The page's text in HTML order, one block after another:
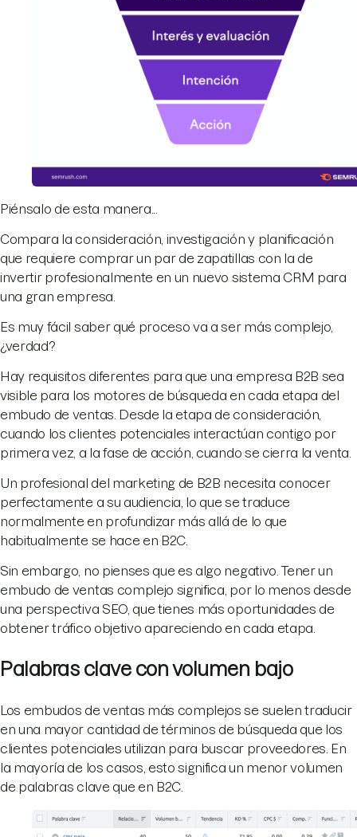
Piénsalo de esta manera...
Compara la consideración, investigación y planificación
que requiere comprar un par de zapatillas con la de
invertir profesionalmente en un nuevo sistema CRM para
una gran empresa.
Es muy fácil saber qué proceso va a ser más complejo,
¿verdad?
Hay requisitos diferentes para que una empresa B2B sea
visible para los motores de búsqueda en cada etapa del
embudo de ventas. Desde la etapa de consideración,
cuando los clientes potenciales interactúan contigo por
primera vez, a la fase de acción, cuando se cierra la venta.
Un profesional del marketing de B2B necesita conocer
perfectamente a su audiencia, lo que se traduce
normalmente en profundizar más allá de lo que
habitualmente se hace en B2C.
Sin embargo, no pienses que es algo negativo. Tener un
embudo de ventas complejo significa, por lo menos desde
una perspectiva SEO, que tienes más oportunidades de
obtener tráfico objetivo apareciendo en cada etapa.
Palabras clave con volumen bajo
Los embudos de ventas más complejos se suelen traducir
en una mayor cantidad de términos de búsqueda que los
clientes potenciales utilizan para buscar proveedores. En
la mayoría de los casos, esto significa un menor volumen
de palabras clave que en B2C.